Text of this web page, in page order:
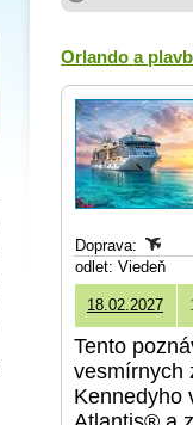
Orlando a
Doprava:
odlet: Viedeň
18.02.2027
Tento
vesmírnych
Kennedyho